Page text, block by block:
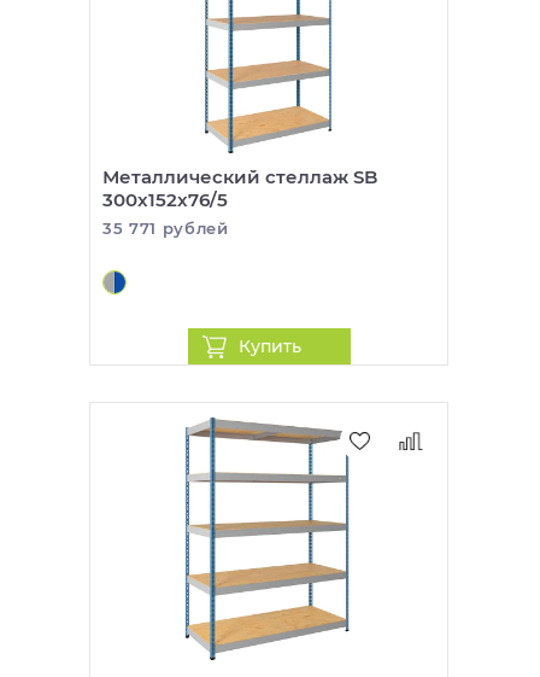
Металлический стеллаж SB
300x152x76/5
35 771 рублей
Купить